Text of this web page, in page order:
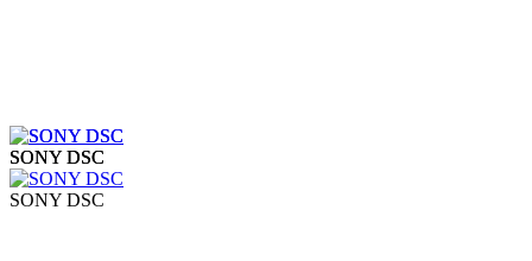
SONY DSC
SONY DSC
SONY DSC